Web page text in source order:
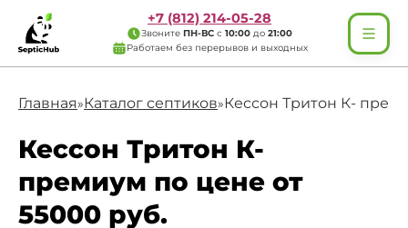
+7 (812) 214-05-28
Звоните ПН-ВС с 10:00 до 21:00
Работаем без перерывов и выходных
Главная»Каталог септиков»Кессон Тритон К-
Кессон Тритон К-
премиум по цене от
55000 руб.